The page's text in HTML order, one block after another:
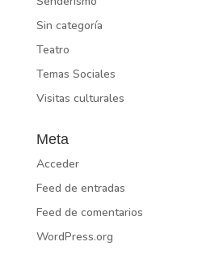
Sin categoría
Teatro
Temas Sociales
Visitas culturales
Meta
Acceder
Feed de entradas
Feed de comentarios
WordPress.org